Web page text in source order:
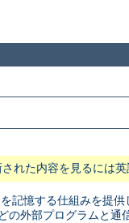
れた内容を見るには英
記憶する仕組みを提
外部プログラムと